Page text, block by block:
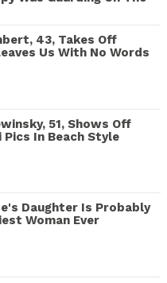
43, Takes Off
Us With No Words
51, Shows Off
Pics In Beach Style
Daughter Is Probably
Woman Ever